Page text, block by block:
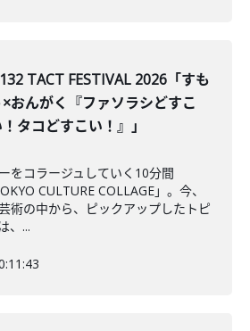
TACT FESTIVAL 2026「すも
×おんがく『ファソラシどすこ
タコどすこい！』」
をコラージュしていく10分間
CULTURE COLLAGE」。今、
術の中から、ピックアップしたトピ
、...